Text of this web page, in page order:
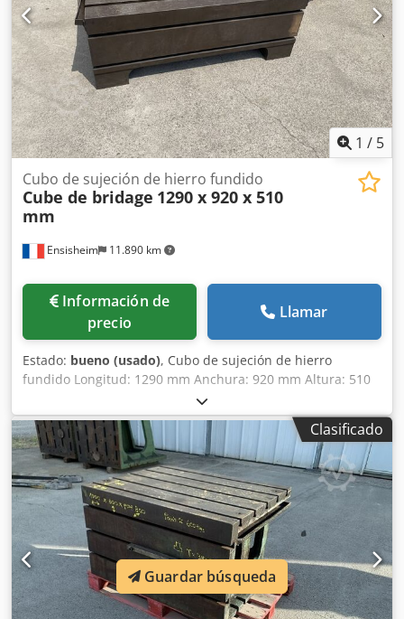
1 / 5
Ensisheim 11.890 km
Cubo de sujeción de hierro fundido
Cube de bridage 1290 x 920 x 510
mm
Información de
precio
Llamar
Estado: bueno (usado), Cubo de sujeción de hierro
fundido Longitud: 1290 mm Anchura: 920 mm Altura: 510
mm Dimensiones de las ranuras en T: 42 x 25 mm 2 caras
con ranuras Dedezmw Tlspfx Adheck Peso:
aproximadamente 1 tonelada
Clasificado
Guardar búsqueda